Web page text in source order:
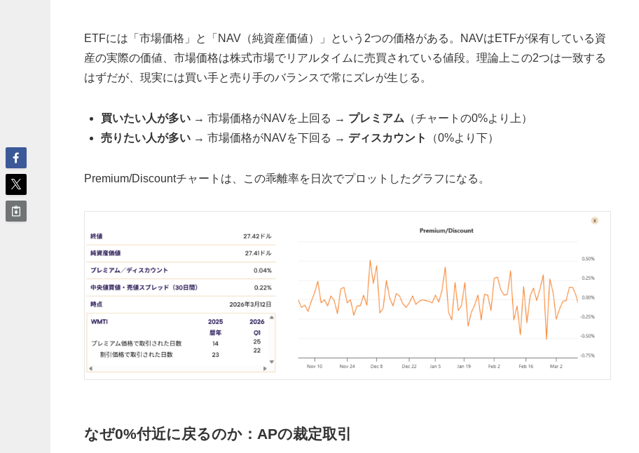
ETFには「市場価格」と「NAV（純資産価値）」という2つの価格がある。NAVはETFが保有している資
産の実際の価値、市場価格は株式市場でリアルタイムに売買されている値段。理論上この2つは一致する
はずだが、現実には買い手と売り手のバランスで常にズレが生じる。
買いたい人が多い → 市場価格がNAVを上回る → プレミアム （チャートの0%より上）
売りたい人が多い → 市場価格がNAVを下回る → ディスカウント （0%より下）
Premium/Discountチャートは、この乖離率を日次でプロットしたグラフになる。
なぜ0%付近に戻るのか：APの裁定取引